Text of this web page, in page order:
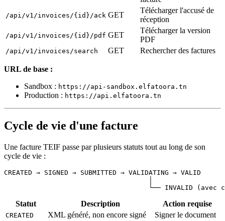
/api/v1/invoices/{id}/ack GET
Télécharger l'accusé de
réception
/api/v1/invoices/{id}/pdf GET
Télécharger la version
PDF
/api/v1/invoices/search GET Rechercher des factures
URL de base :
Sandbox : https://api-sandbox.elfatoora.tn
Production : https://api.elfatoora.tn
Cycle de vie d'une facture
Une facture TEIF passe par plusieurs statuts tout au long de son
cycle de vie :
CREATED → SIGNED → SUBMITTED → VALIDATING → VALID
Statut Description Action requise
CREATED XML généré, non encore signé Signer le document